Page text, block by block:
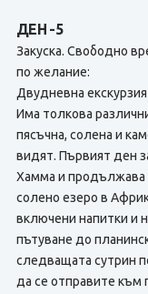
ДЕН -5
Закуска. Свободно
по желание:
Двудневна
Има толкова
пясъчна, солена и
видят. Първият ден
Хамма и
солено езеро в
включени напитки и
пътуване до
следващата сутрин
да се отправите към